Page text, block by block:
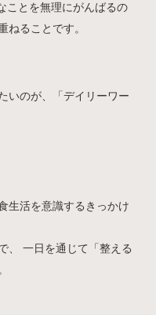
ことを無理にがんばるの
ねることです。
いのが、「デイリーワー
生活を意識するきっかけ
、 一日を通じて「整える